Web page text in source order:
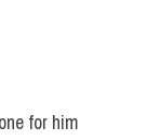
for him